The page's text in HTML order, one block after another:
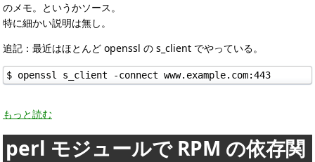
のメモ。というかソース。
特に細かい説明は無し。
追記：最近はほとんど openssl の s_client でやっている。
$ openssl s_client -connect www.example.com:443
もっと読む
perl モジュールで RPM の依存関